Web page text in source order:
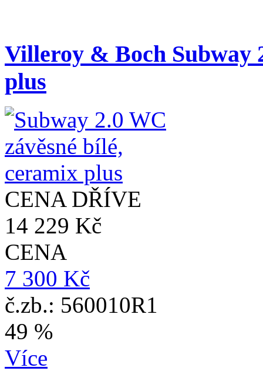
Villeroy & Boch Subway
plus
CENA DŘÍVE
14 229 Kč
CENA
7 300 Kč
č.zb.: 560010R1
49 %
Více